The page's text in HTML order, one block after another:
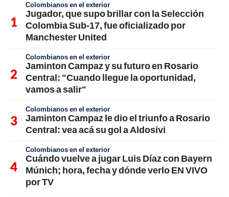
Colombianos en el exterior
Jugador, que supo brillar con la Selección
Colombia Sub-17, fue oficializado por
Manchester United
Colombianos en el exterior
Jaminton Campaz y su futuro en Rosario
Central: "Cuando llegue la oportunidad,
vamos a salir"
Colombianos en el exterior
Jaminton Campaz le dio el triunfo a Rosario
Central: vea acá su gol a Aldosivi
Colombianos en el exterior
Cuándo vuelve a jugar Luis Díaz con Bayern
Múnich; hora, fecha y dónde verlo EN VIVO
por TV